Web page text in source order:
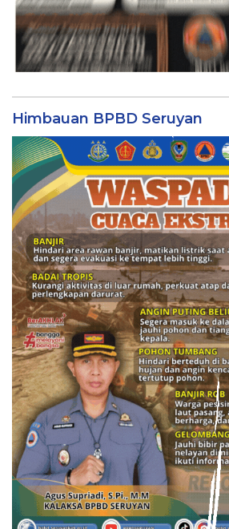
Himbauan BPBD Seruyan